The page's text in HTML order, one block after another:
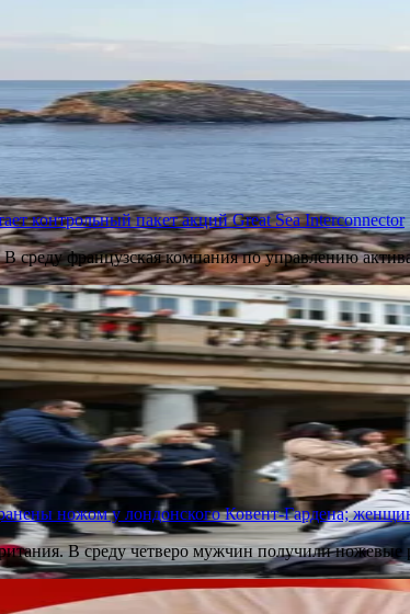
контрольный пакет акций Great Sea Interconnector
среду французская компания по управлению
ножом у лондонского Ковент-Гардена;
В среду четверо мужчин получили ножевые